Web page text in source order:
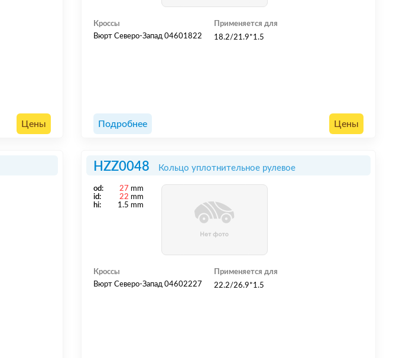
Цены
Кроссы
Вюрт Северо-Запад 04601822
Применяется для
18.2/21.9*1.5
Подробнее Цены
HZZ0048 Кольцо уплотнительное рулевое
od: 27 mm
id:
22 mm
hi:
1.5 mm
Кроссы
Вюрт Северо-Запад 04602227
Применяется для
22.2/26.9*1.5